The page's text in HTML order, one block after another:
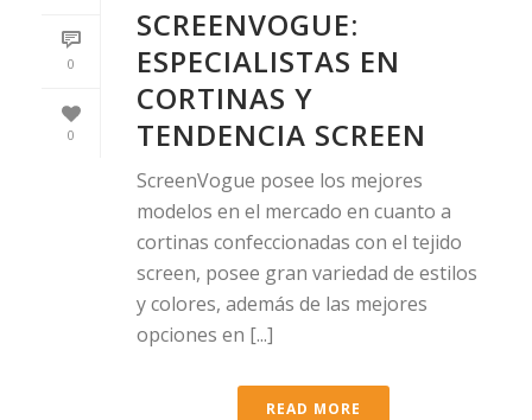
0
0
SCREENVOGUE:
ESPECIALISTAS EN
CORTINAS Y
TENDENCIA SCREEN
ScreenVogue posee los mejores
modelos en el mercado en cuanto a
cortinas confeccionadas con el tejido
screen, posee gran variedad de estilos
y colores, además de las mejores
opciones en [...]
READ MORE